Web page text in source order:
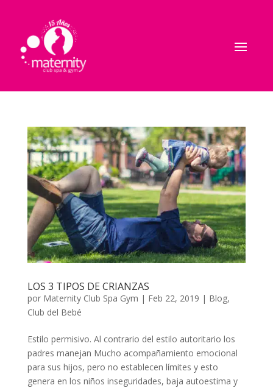
LOS 3 TIPOS DE CRIANZAS
por Maternity Club Spa Gym | Feb 22, 2019 | Blog,
Club del Bebé
Estilo permisivo. Al contrario del estilo autoritario los
padres manejan Mucho acompañamiento emocional
para sus hijos, pero no establecen límites y esto
genera en los niños inseguridades, baja autoestima y